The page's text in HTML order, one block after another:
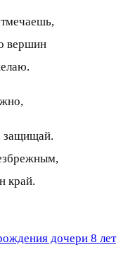
вершин
защищай.
край.
дочери 8 лет